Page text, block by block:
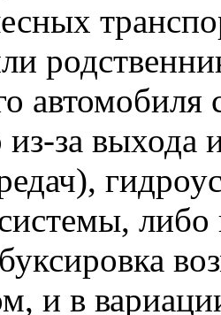
автомобиля
из-за выхода
и в